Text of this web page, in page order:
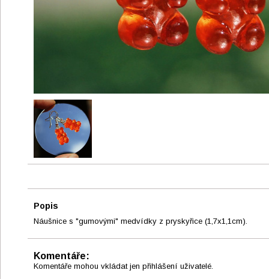
Popis
Náušnice s "gumovými" medvídky z pryskyřice (1,7x1,1cm).
Komentáře:
Komentáře mohou vkládat jen přihlášení uživatelé.